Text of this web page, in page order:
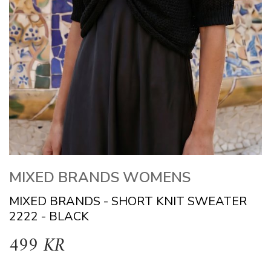
MIXED BRANDS WOMENS
MIXED BRANDS - SHORT KNIT SWEATER
2222 - BLACK
499 KR